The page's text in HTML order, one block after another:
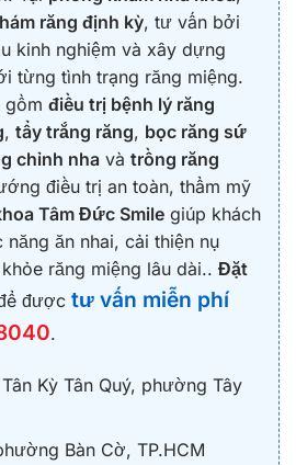
răng định kỳ, tư vấn bởi
kinh nghiệm và xây dựng
từng tình trạng răng miệng.
gồm điều trị bệnh lý răng
, tẩy trắng răng, bọc răng sứ
chỉnh nha và trồng răng
điều trị an toàn, thẩm mỹ
Tâm Đức Smile giúp khách
ăn nhai, cải thiện nụ
răng miệng lâu dài.. Đặt
được tư vấn miễn phí
.
Kỳ Tân Quý, phường Tây
Bàn Cờ, TP.HCM